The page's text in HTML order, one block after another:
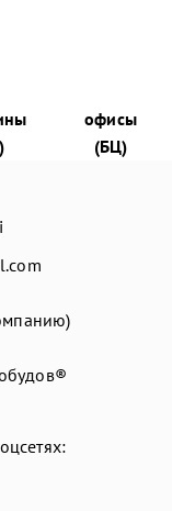
офисы
(БЦ)